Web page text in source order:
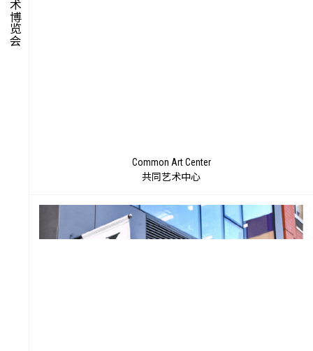
Common Art Center
共同艺术中心